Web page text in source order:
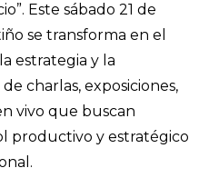
Este sábado 21 de
se transforma en el
estrategia y la
charlas, exposiciones,
vivo que buscan
productivo y estratégico